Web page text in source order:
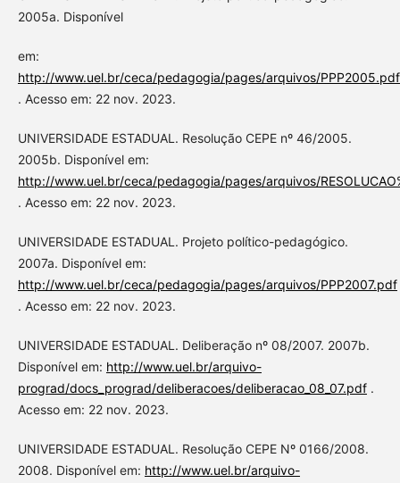
2005a. Disponível
em:
http://www.uel.br/ceca/pedagogia/pages/arquivos/PPP2005.pdf
. Acesso em: 22 nov. 2023.
UNIVERSIDADE ESTADUAL. Resolução CEPE nº 46/2005.
2005b. Disponível em:
http://www.uel.br/ceca/pedagogia/pages/arquivos/
. Acesso em: 22 nov. 2023.
UNIVERSIDADE ESTADUAL. Projeto político-pedagógico.
2007a. Disponível em:
http://www.uel.br/ceca/pedagogia/pages/arquivos/PPP2007.pdf
. Acesso em: 22 nov. 2023.
UNIVERSIDADE ESTADUAL. Deliberação nº 08/2007. 2007b.
Disponível em: http://www.uel.br/arquivo-
prograd/docs_prograd/deliberacoes/deliberacao_08_07.pdf.
Acesso em: 22 nov. 2023.
UNIVERSIDADE ESTADUAL. Resolução CEPE Nº 0166/2008.
2008. Disponível em: http://www.uel.br/arquivo-